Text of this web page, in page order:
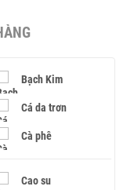
Bạch Kim
Cá da trơn
Cà phê
Cao su